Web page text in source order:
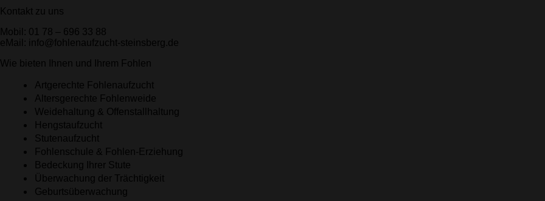
Kontakt zu uns
Mobil: 01 78 – 696 33 88
eMail: info@fohlenaufzucht-steinsberg.de
Wie bieten Ihnen und Ihrem Fohlen
Artgerechte Fohlenaufzucht
Altersgerechte Fohlenweide
Weidehaltung & Offenstallhaltung
Hengstaufzucht
Stutenaufzucht
Fohlenschule & Fohlen-Erziehung
Bedeckung Ihrer Stute
Überwachung der Trächtigkeit
Geburtsüberwachung